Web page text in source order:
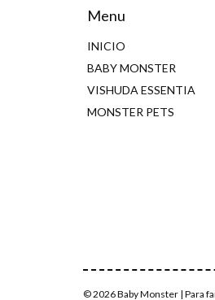
Menu
INICIO
BABY MONSTER
VISHUDA ESSENTIA
MONSTER PETS
© 2026 Baby Monster | Para